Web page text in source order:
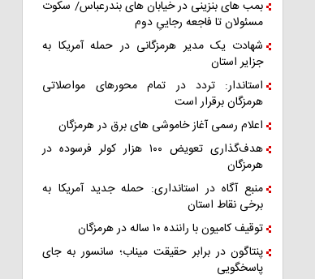
بمب های بنزینی در خیابان های بندرعباس/ سکوت
مسئولان تا فاجعه رجاییِ دوم
شهادت یک مدیر هرمزگانی در حمله آمریکا به
جزایر استان
استاندار: تردد در تمام محورهای مواصلاتی
هرمزگان برقرار است
اعلام رسمی آغاز خاموشی های برق در هرمزگان
هدف‌گذاری تعویض ۱۰۰ هزار کولر فرسوده در
هرمزگان
منبع آگاه در استانداری: حمله جدید آمریکا به
برخی نقاط استان
توقیف کامیون با راننده ۱۰ ساله در هرمزگان
پنتاگون در برابر حقیقت میناب؛ سانسور به جای
پاسخگویی